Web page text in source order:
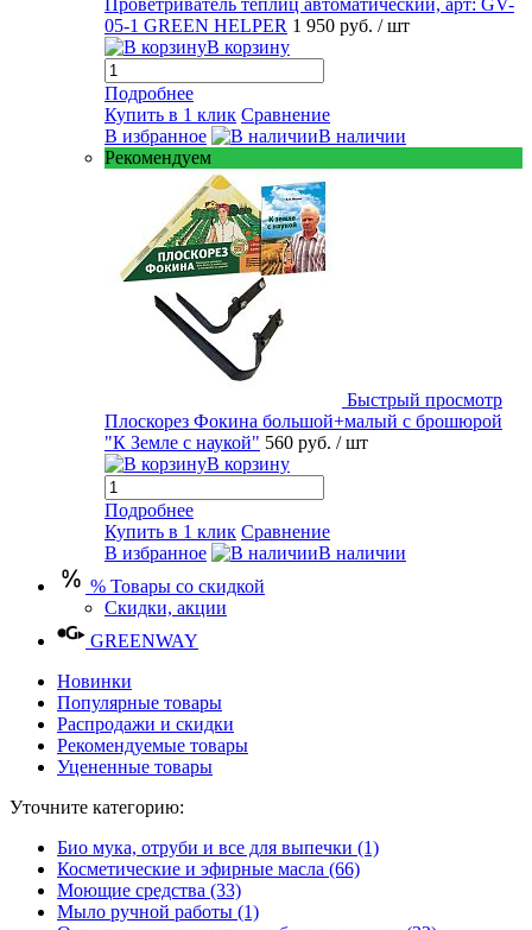
Проветриватель теплиц автоматический, арт: GV-
05-1 GREEN HELPER 1 950 руб. / шт
В корзину
Подробнее
Купить в 1 клик Сравнение
В избранное
В наличии
Рекомендуем
Быстрый просмотр
Плоскорез Фокина большой+малый с брошюрой
"К Земле с наукой" 560 руб. / шт
В корзину
Подробнее
Купить в 1 клик Сравнение
В избранное
В наличии
% Товары со скидкой
Скидки, акции
GREENWAY
Новинки
Популярные товары
Распродажи и скидки
Рекомендуемые товары
Уцененные товары
Уточните категорию:
Био мука, отруби и все для выпечки (1)
Косметические и эфирные масла (66)
Моющие средства (33)
Мыло ручной работы (1)